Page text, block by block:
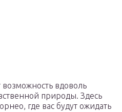
возможность вдоволь
природы. Здесь
где вас будут ожидать